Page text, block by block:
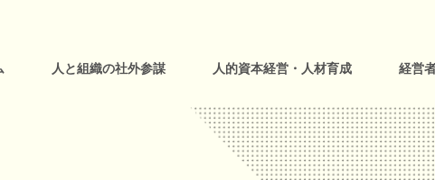
人と組織の社外参謀 人的資本経営・人材育成 経営